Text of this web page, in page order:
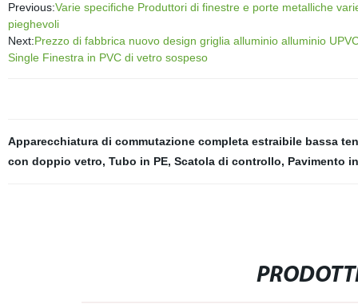
Previous:Varie specifiche Produttori di finestre e porte metalliche
pieghevoli
Next:Prezzo di fabbrica nuovo design griglia alluminio alluminio
Single Finestra in PVC di vetro sospeso
Apparecchiatura di commutazione completa estraibile bassa
con doppio vetro, Tubo in PE, Scatola di controllo, Pavimento